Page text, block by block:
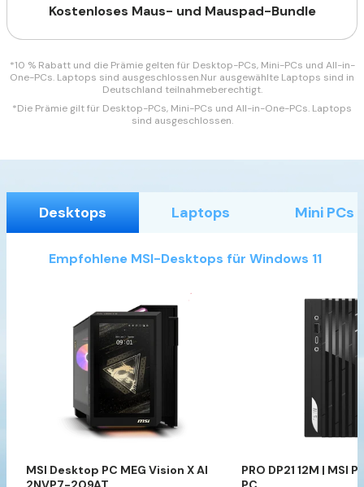
Kostenloses Maus- und Mauspad-Bundle
*10 % Rabatt und die Prämie gelten für Desktop-PCs, Mini-PCs und All-in-
One-PCs. Laptops sind ausgeschlossen.Nur ausgewählte Laptops sind in
Deutschland teilnahmeberechtigt.
*Die Prämie gilt für Desktop-PCs, Mini-PCs und All-in-One-PCs. Laptops
sind ausgeschlossen.
Desktops Laptops Mini PCs
Empfohlene MSI-Desktops für Windows 11
MSI Desktop PC MEG Vision X AI
PRO DP21 12M | MSI